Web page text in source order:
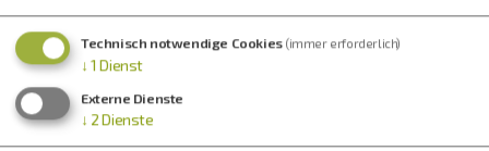
Technisch notwendige Cookies (immer erforderlich)
↓ 1 Dienst
Externe Dienste
↓ 2 Dienste